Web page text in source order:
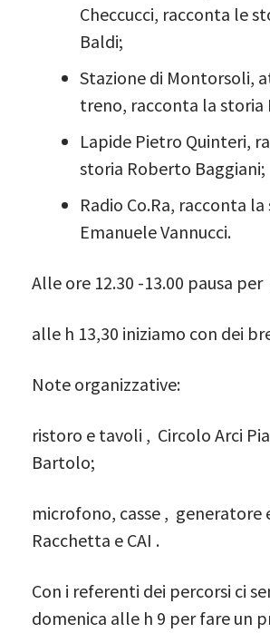
Checcucci, racconta le
Baldi;
Stazione di Montorsoli,
treno, racconta la storia
Lapide Pietro Quinteri,
storia Roberto Baggiani;
Radio Co.Ra, racconta
Emanuele Vannucci.
Alle ore 12.30 -13.00 pausa
alle h 13,30 iniziamo con dei
Note organizzative:
ristoro e tavoli , Circolo Arci
Bartolo;
microfono, casse , generatore
Racchetta e CAI .
Con i referenti dei percorsi ci
domenica alle h 9 per fare un